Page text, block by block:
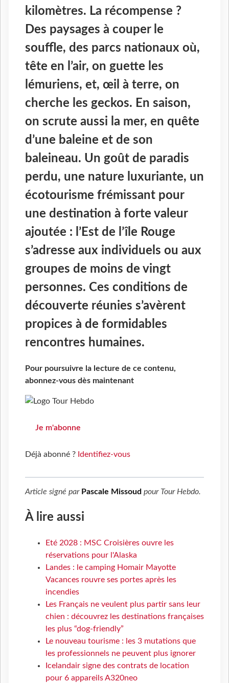
kilomètres. La récompense ?
Des paysages à couper le
souffle, des parcs nationaux où,
tête en l’air, on guette les
lémuriens, et, œil à terre, on
cherche les geckos. En saison,
on scrute aussi la mer, en quête
d’une baleine et de son
baleineau. Un goût de paradis
perdu, une nature luxuriante, un
écotourisme frémissant pour
une destination à forte valeur
ajoutée : l’Est de l’île Rouge
s’adresse aux individuels ou aux
groupes de moins de vingt
personnes. Ces conditions de
découverte réunies s’avèrent
propices à de formidables
rencontres humaines.
Pour poursuivre la lecture de ce contenu,
abonnez-vous dès maintenant
Je m'abonne
Déjà abonné ? Identifiez-vous
Article signé par Pascale Missoud pour Tour Hebdo.
À lire aussi
Eté 2028 : MSC Croisières ouvre les
réservations pour l'Alaska
Landes : le camping Homair Mayotte
Vacances rouvre ses portes après les
incendies
Les Français ne veulent plus partir sans leur
chien : découvrez les destinations françaises
les plus “dog-friendly”
Le nouveau tourisme : les 3 mutations que
les professionnels ne peuvent plus ignorer
Icelandair signe des contrats de location
pour 6 appareils A320neo